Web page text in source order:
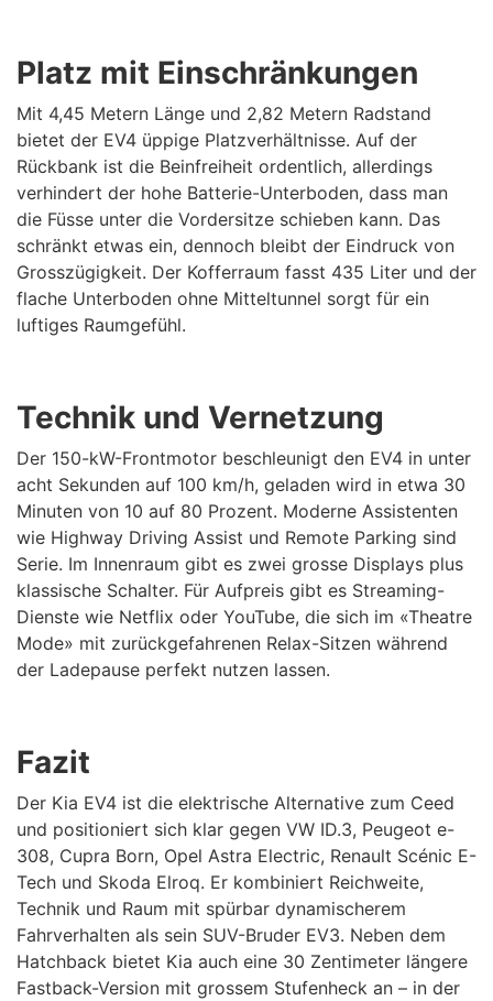
Platz mit Einschränkungen
Mit 4,45 Metern Länge und 2,82 Metern Radstand
bietet der EV4 üppige Platzverhältnisse. Auf der
Rückbank ist die Beinfreiheit ordentlich, allerdings
verhindert der hohe Batterie-Unterboden, dass man
die Füsse unter die Vordersitze schieben kann. Das
schränkt etwas ein, dennoch bleibt der Eindruck von
Grosszügigkeit. Der Kofferraum fasst 435 Liter und der
flache Unterboden ohne Mitteltunnel sorgt für ein
luftiges Raumgefühl.
Technik und Vernetzung
Der 150-kW-Frontmotor beschleunigt den EV4 in unter
acht Sekunden auf 100 km/h, geladen wird in etwa 30
Minuten von 10 auf 80 Prozent. Moderne Assistenten
wie Highway Driving Assist und Remote Parking sind
Serie. Im Innenraum gibt es zwei grosse Displays plus
klassische Schalter. Für Aufpreis gibt es Streaming-
Dienste wie Netflix oder YouTube, die sich im «Theatre
Mode» mit zurückgefahrenen Relax-Sitzen während
der Ladepause perfekt nutzen lassen.
Fazit
Der Kia EV4 ist die elektrische Alternative zum Ceed
und positioniert sich klar gegen VW ID.3, Peugeot e-
308, Cupra Born, Opel Astra Electric, Renault Scénic E-
Tech und Skoda Elroq. Er kombiniert Reichweite,
Technik und Raum mit spürbar dynamischerem
Fahrverhalten als sein SUV-Bruder EV3. Neben dem
Hatchback bietet Kia auch eine 30 Zentimeter längere
Fastback-Version mit grossem Stufenheck an – in der